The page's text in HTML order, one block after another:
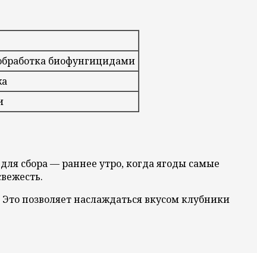
биофунгицидами
сбора — раннее утро, когда ягоды самые
позволяет наслаждаться вкусом клубники